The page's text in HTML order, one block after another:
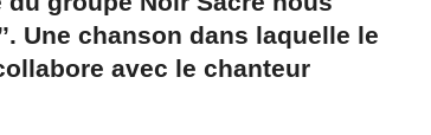
Une chanson dans laquelle le
avec le chanteur